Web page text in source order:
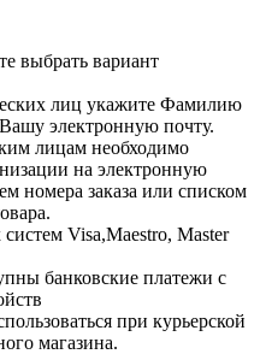
выбрать вариант
лиц укажите Фамилию
электронную почту.
лицам необходимо
на электронную
номера заказа или списком
Visa,Maestro, Master
банковские платежи с
при курьерской
магазина.